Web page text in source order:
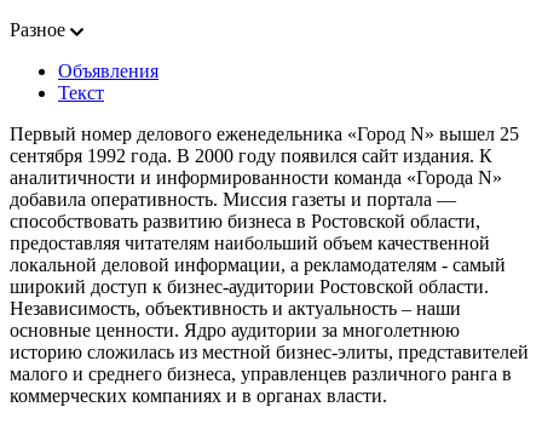
Разное
Объявления
Текст
Первый номер делового еженедельника «Город N» вышел 25
сентября 1992 года. В 2000 году появился сайт издания. К
аналитичности и информированности команда «Города N»
добавила оперативность. Миссия газеты и портала —
способствовать развитию бизнеса в Ростовской области,
предоставляя читателям наибольший объем качественной
локальной деловой информации, а рекламодателям - самый
широкий доступ к бизнес-аудитории Ростовской области.
Независимость, объективность и актуальность – наши
основные ценности. Ядро аудитории за многолетнюю
историю сложилась из местной бизнес-элиты, представителей
малого и среднего бизнеса, управленцев различного ранга в
коммерческих компаниях и в органах власти.